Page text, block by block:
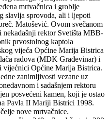
mrtvačnica i groblje
slavlja sprovoda, ali i ljepoti
Matošević. Ovom svečanom
rektor Svetišta MBB-
prvostolnog kaptola
vijeća Općine Marija Bistrica
radova (MDK Građevinar) i
Općine Marija Bistrica.
zanimljivosti vezane uz
i sadašnjem rektoru
posvećeni kamen, koji je ostao
Pavla II Mariji Bistrici 1998.
nove mrtvačnice.